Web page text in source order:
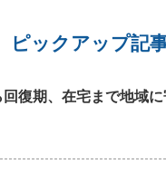
ピックアップ記
回復期、在宅まで地域